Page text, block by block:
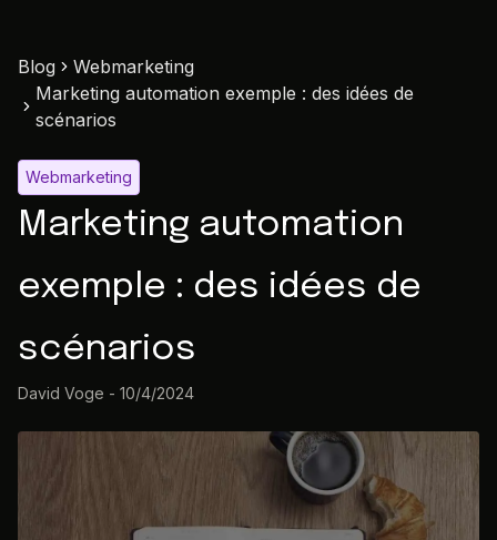
Webmarketing
Marketing automation
exemple : des idées de
scénarios
David Voge - 10/4/2024
Blog
Webmarketing
Marketing automation exemple : des idées de
scénarios